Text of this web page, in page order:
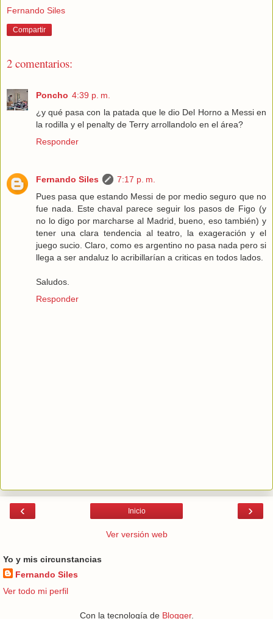
Fernando Siles
Compartir
2 comentarios:
Poncho 4:39 p. m.
¿y qué pasa con la patada que le dio Del Horno a Messi en
la rodilla y el penalty de Terry arrollandolo en el área?
Responder
Fernando Siles
7:17 p. m.
Pues pasa que estando Messi de por medio seguro que no
fue nada. Este chaval parece seguir los pasos de Figo (y
no lo digo por marcharse al Madrid, bueno, eso también) y
tener una clara tendencia al teatro, la exageración y el
juego sucio. Claro, como es argentino no pasa nada pero si
llega a ser andaluz lo acribillarían a criticas en todos lados.
Saludos.
Responder
‹ ›
Inicio
Ver versión web
Yo y mis circunstancias
Fernando Siles
Ver todo mi perfil
Con la tecnología de Blogger.